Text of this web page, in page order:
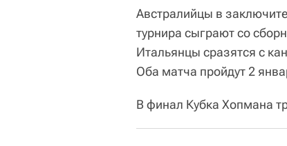
Австралийцы в
турнира сыграют со
Итальянцы сразятся с
Оба матча пройдут 2
В финал Кубка Хопмана